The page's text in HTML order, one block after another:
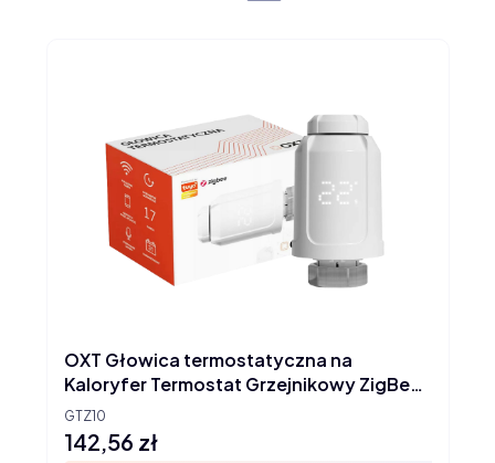
GTZ10
OXT Głowica termostatyczna na
Kaloryfer Termostat Grzejnikowy ZigBee
TUYA
Cena
142,56 zł